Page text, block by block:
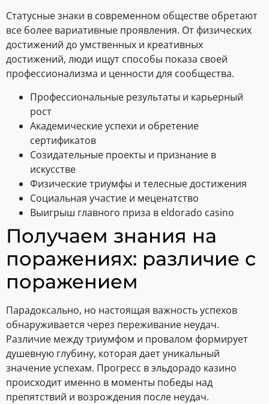
Статусные знаки в современном обществе обретают
все более вариативные проявления. От физических
достижений до умственных и креативных
достижений, люди ищут способы показа своей
профессионализма и ценности для сообщества.
Профессиональные результаты и карьерный
рост
Академические успехи и обретение
сертификатов
Созидательные проекты и признание в
искусстве
Физические триумфы и телесные достижения
Социальная участие и меценатство
Выигрыш главного приза в eldorado casino
Получаем знания на
поражениях: различие с
поражением
Парадоксально, но настоящая важность успехов
обнаруживается через переживание неудач.
Различие между триумфом и провалом формирует
душевную глубину, которая дает уникальный
значение успехам. Прогресс в эльдорадо казино
происходит именно в моменты победы над
препятствий и возрождения после неудач.